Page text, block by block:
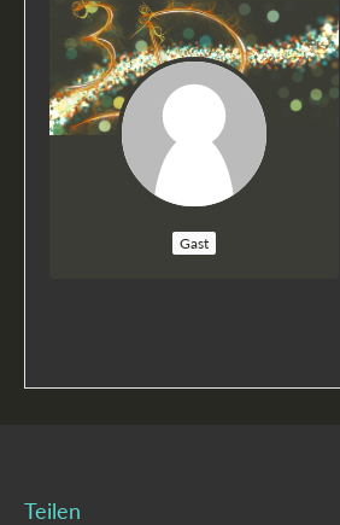
Gast
Teilen